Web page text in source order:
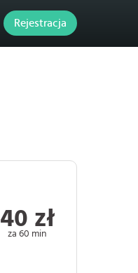
Rejestracja
40 zł
za 60 min